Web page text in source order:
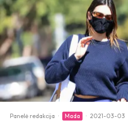
Panelė redakcija · Mada · 2021-03-03